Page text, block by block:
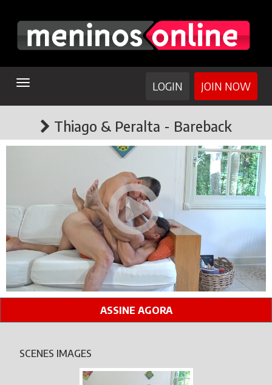
TOGGLE
JOIN NOW
LOGIN
Thiago & Peralta - Bareback
ASSINE AGORA
SCENES IMAGES